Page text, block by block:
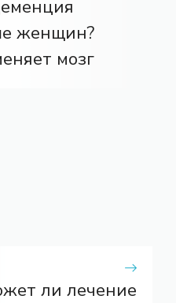
женщин?
мозг
ли лечение